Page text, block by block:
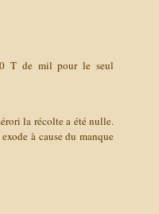
T de mil pour le seul
la récolte a été nulle.
à cause du manque